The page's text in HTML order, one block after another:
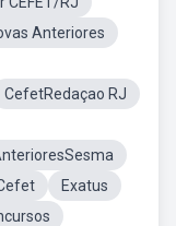
Anteriores
CefetRedaçao RJ
Exatus